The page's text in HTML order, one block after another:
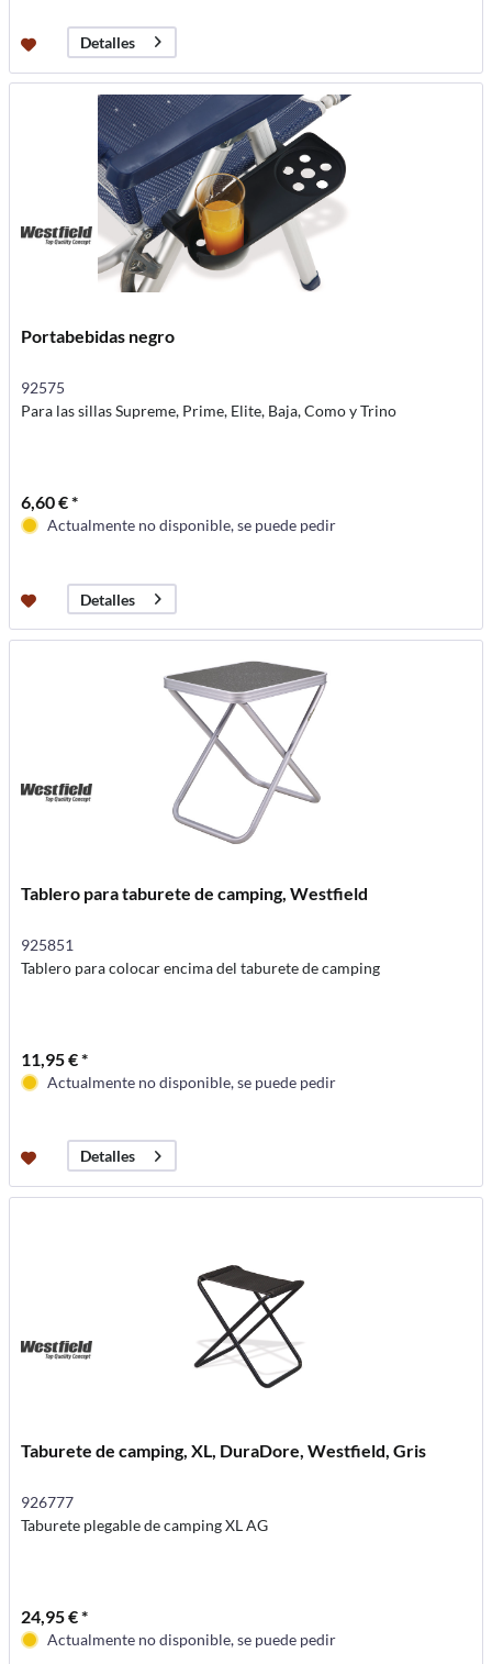
Detalles
Portabebidas negro
92575
Para las sillas Supreme, Prime, Elite, Baja, Como y Trino
6,60 € *
Actualmente no disponible, se puede pedir
Detalles
Tablero para taburete de camping, Westfield
925851
Tablero para colocar encima del taburete de camping
11,95 € *
Actualmente no disponible, se puede pedir
Detalles
Taburete de camping, XL, DuraDore, Westfield, Gris
926777
Taburete plegable de camping XL AG
24,95 € *
Actualmente no disponible, se puede pedir